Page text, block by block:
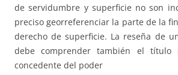
de servidumbre y superficie no son
preciso georreferenciar la parte de la
derecho de superficie. La reseña de
debe comprender también el título
concedente del poder